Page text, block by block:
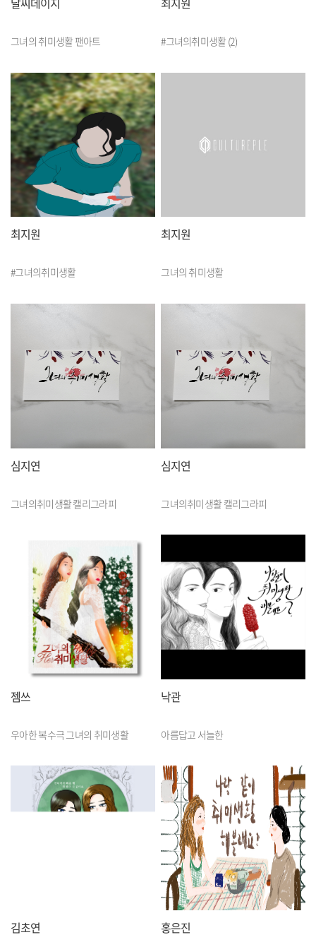
그녀의 취미생활 팬아트 #그녀의취미생활 (2)
최지원
#그녀의취미생활
최지원
그녀의 취미생활
심지연
그녀의취미생활 캘리그라피
심지연
그녀의취미생활 캘리그라피
젬쓰
우아한 복수극 그녀의 취미생활
낙관
아름답고 서늘한
김초연 홍은진